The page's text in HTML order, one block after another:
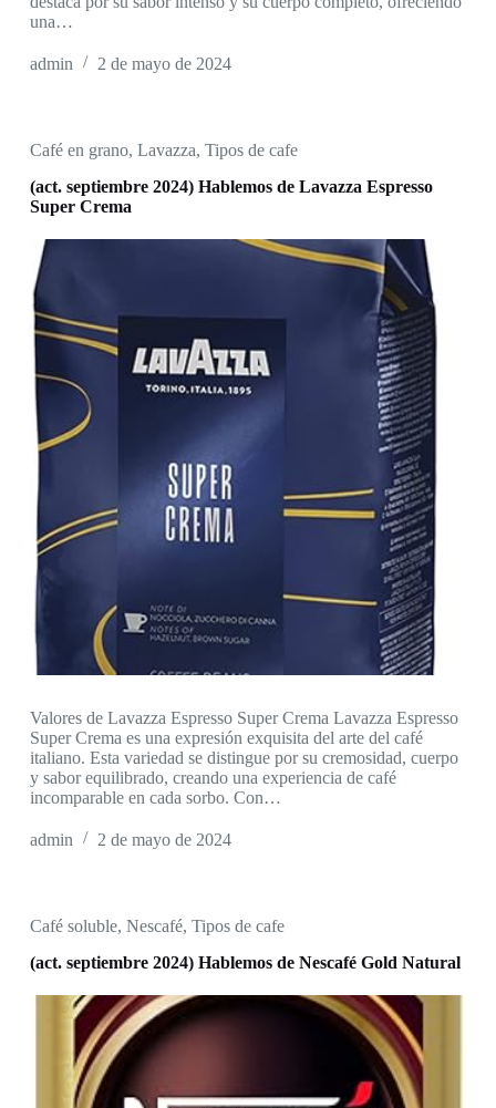
una…
admin 2 de mayo de 2024
Café en grano, Lavazza, Tipos de cafe
(act. septiembre 2024) Hablemos de Lavazza Espresso
Super Crema
Valores de Lavazza Espresso Super Crema Lavazza Espresso
Super Crema es una expresión exquisita del arte del café
italiano. Esta variedad se distingue por su cremosidad, cuerpo
y sabor equilibrado, creando una experiencia de café
incomparable en cada sorbo. Con…
admin 2 de mayo de 2024
Café soluble, Nescafé, Tipos de cafe
(act. septiembre 2024) Hablemos de Nescafé Gold Natural